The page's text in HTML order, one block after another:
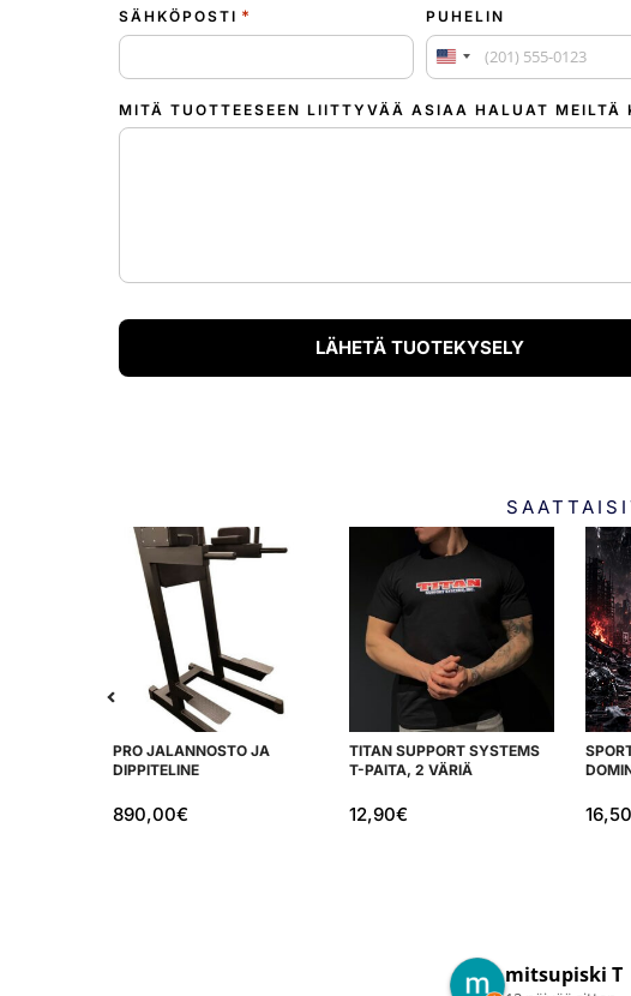
SÄHKÖPOSTI * PUHELIN
Yhdysvallat +1
MITÄ TUOTTEESEEN LIITTYVÄÄ ASIAA HALUAT MEILTÄ
PRO JALANNOSTO JA
DIPPITELINE
890,00€
TITAN SUPPORT SYSTEMS
T-PAITA, 2 VÄRIÄ
12,90€
Petri N.